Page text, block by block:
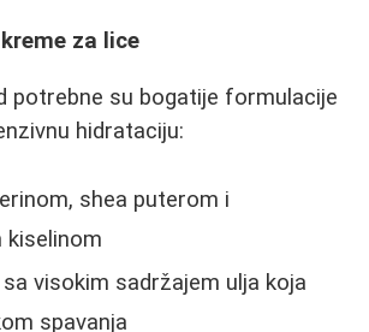
za lice
potrebne su bogatije formulacije
hidrataciju:
shea puterom i
kiselinom
visokim sadržajem ulja koja
spavanja